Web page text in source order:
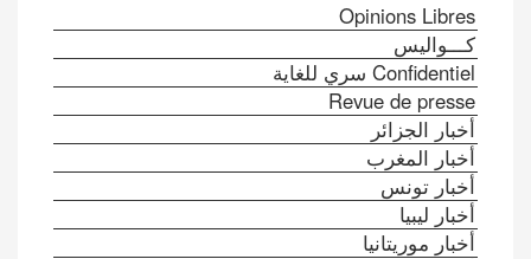
Opinions Libres
كـــواليس
Confidentiel سري للغاية
Revue de presse
أخبار الجزائر
أخبار المغرب
أخبار تونس
أخبار ليبيا
أخبار موريتانيا